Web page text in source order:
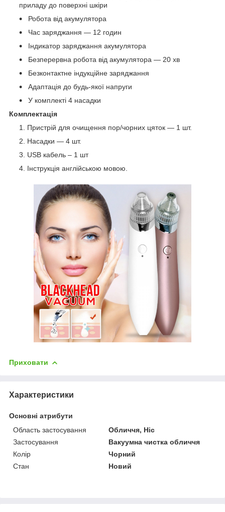
приладу до поверхні шкіри
Робота від акумулятора
Час заряджання — 12 годин
Індикатор заряджання акумулятора
Безперервна робота від акумулятора — 20 хв
Безконтактне індукційне заряджання
Адаптація до будь-якої напруги
У комплекті 4 насадки
Комплектація
Пристрій для очищення пор/чорних цяток — 1 шт.
Насадки — 4 шт.
USB кабель – 1 шт
Інструкція англійською мовою.
Приховати
Характеристики
Основні атрибути
Область застосування
Обличчя, Ніс
Застосування
Вакуумна чистка обличчя
Колір
Чорний
Стан
Новий